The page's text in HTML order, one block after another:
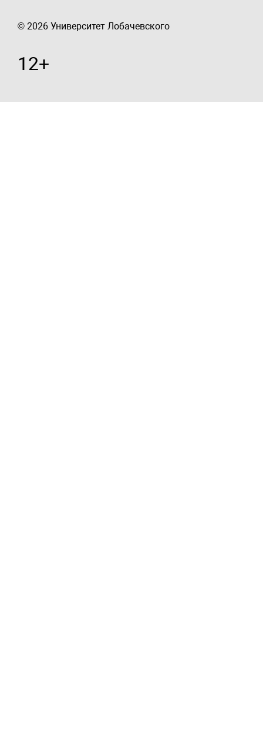
© 2026 Университет Лобачевского
12+